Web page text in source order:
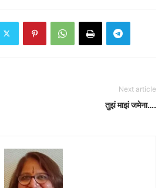
Next article
तुझं माझं जमेना….